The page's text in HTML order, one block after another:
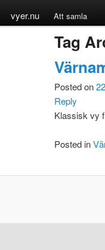
vyer.nu Att samla
Tag
Posted on
Reply
Klassisk vy
Posted in